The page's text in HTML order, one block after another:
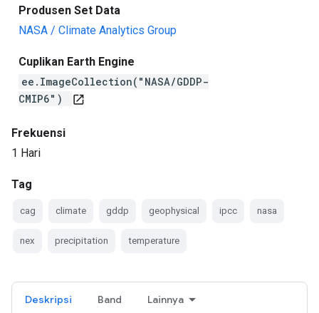
Produsen Set Data
NASA / Climate Analytics Group
Cuplikan Earth Engine
ee.ImageCollection("NASA/GDDP-
CMIP6")
open_in_new
Frekuensi
1 Hari
Tag
cag climate gddp geophysical ipcc nasa
nex precipitation temperature
Deskripsi Band Lainnya